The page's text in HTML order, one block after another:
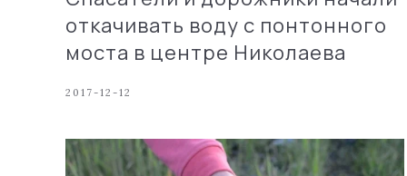
откачивать воду с понтонного
моста в центре Николаева
2017-12-12